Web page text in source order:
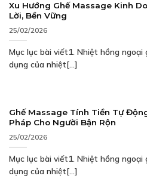
Xu Hướng Ghế Massage Kinh
Lời, Bền Vững
25/02/2026
Mục lục bài viết1. Nhiệt hồng ngoại
dụng của nhiệt[...]
Ghế Massage Tính Tiền Tự
Pháp Cho Người Bận Rộn
25/02/2026
Mục lục bài viết1. Nhiệt hồng ngoại
dụng của nhiệt[...]